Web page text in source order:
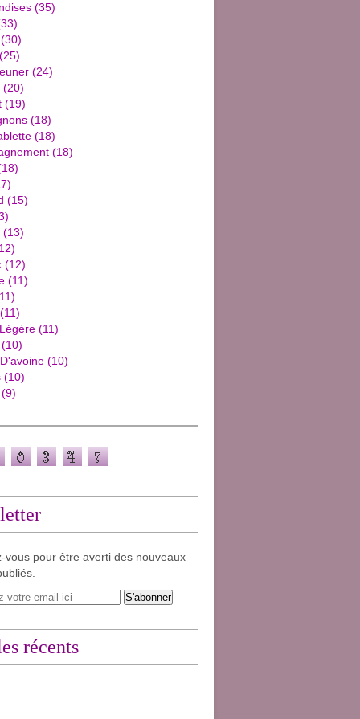
(35)
(30)
(25)
(24)
(20)
(19)
(18)
(18)
(18)
(15)
(13)
(12)
(11)
(11)
(11)
(10)
(10)
(10)
(9)
vous pour être averti des nouveaux
récents